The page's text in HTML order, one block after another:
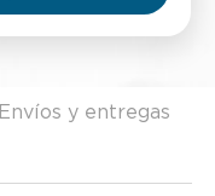
Envíos y entregas